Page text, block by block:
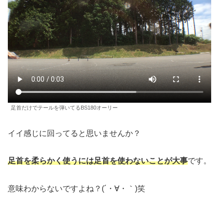
足首だけでテールを弾いてるBS180オーリー
イイ感じに回ってると思いませんか？
足首を柔らかく使うには足首を使わないことが大事です。
意味わからないですよね？(´・∀・｀)笑